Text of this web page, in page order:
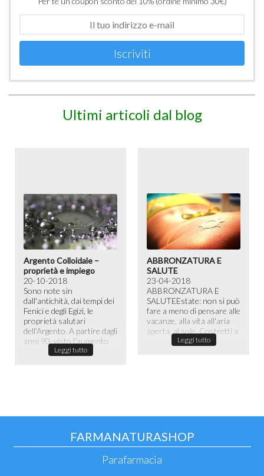
Iscriviti
Ultimi articoli dal blog
Argento Colloidale –
proprietà e impiego
20-10-2018
Sono note sin
dall'antichità, dai tempi dei
Fenici e degli Egizi, le
proprietà salutari
dell’Argento. A partire dagli
anni 90, visto l’aumento
Leggi tutto
ABBRONZATURA E
SALUTE
23-04-2018
ABBRONZATURA E
SALUTE​ Estate: non si può
fare a meno di pensare alle
vacanze, alla vita all'aria
aperta, al sole. Costretti a
passare la maggior ...
Leggi tutto
FARMANATURASHOP
Parafarmacia